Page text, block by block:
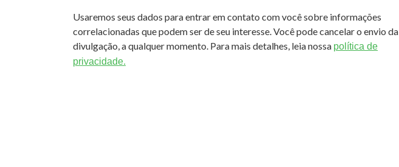
Usaremos seus dados para entrar em contato com você sobre informações
correlacionadas que podem ser de seu interesse. Você pode cancelar o envio da
divulgação, a qualquer momento. Para mais detalhes, leia nossa política de
privacidade.